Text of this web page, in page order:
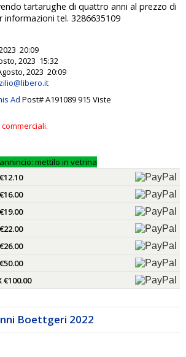
tartarughe di quattro anni al prezzo di
informazioni tel. 3286635109
20:09
2023 15:32
2023 20:09
Ad Post# A191089915 Viste
mettilo in vetrina
Boettgeri 2022